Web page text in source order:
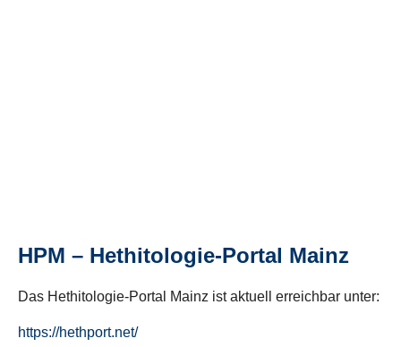
HPM – Hethitologie-Portal Mainz
Das Hethitologie-Portal Mainz ist aktuell erreichbar unter:
https://hethport.net/